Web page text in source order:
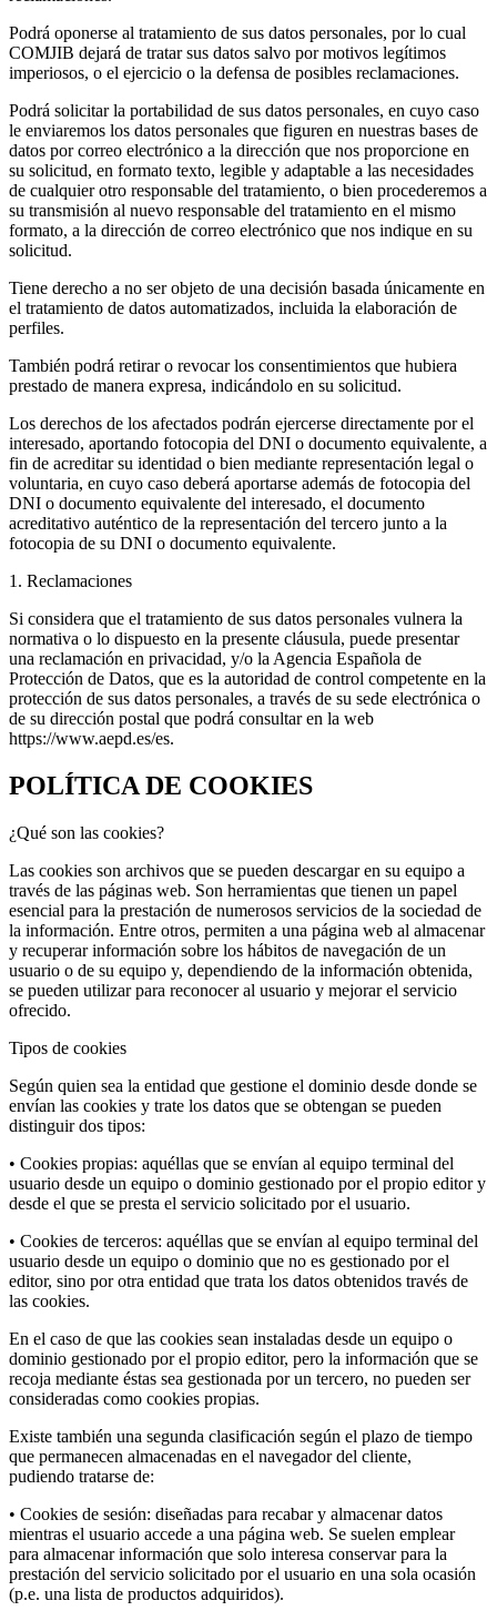
Podrá oponerse al tratamiento de sus datos personales, por lo cual
COMJIB dejará de tratar sus datos salvo por motivos legítimos
imperiosos, o el ejercicio o la defensa de posibles reclamaciones.
Podrá solicitar la portabilidad de sus datos personales, en cuyo caso
le enviaremos los datos personales que figuren en nuestras bases de
datos por correo electrónico a la dirección que nos proporcione en
su solicitud, en formato texto, legible y adaptable a las necesidades
de cualquier otro responsable del tratamiento, o bien procederemos a
su transmisión al nuevo responsable del tratamiento en el mismo
formato, a la dirección de correo electrónico que nos indique en su
solicitud.
Tiene derecho a no ser objeto de una decisión basada únicamente en
el tratamiento de datos automatizados, incluida la elaboración de
perfiles.
También podrá retirar o revocar los consentimientos que hubiera
prestado de manera expresa, indicándolo en su solicitud.
Los derechos de los afectados podrán ejercerse directamente por el
interesado, aportando fotocopia del DNI o documento equivalente, a
fin de acreditar su identidad o bien mediante representación legal o
voluntaria, en cuyo caso deberá aportarse además de fotocopia del
DNI o documento equivalente del interesado, el documento
acreditativo auténtico de la representación del tercero junto a la
fotocopia de su DNI o documento equivalente.
1. Reclamaciones
Si considera que el tratamiento de sus datos personales vulnera la
normativa o lo dispuesto en la presente cláusula, puede presentar
una reclamación en privacidad, y/o la Agencia Española de
Protección de Datos, que es la autoridad de control competente en la
protección de sus datos personales, a través de su sede electrónica o
de su dirección postal que podrá consultar en la web
https://www.aepd.es/es.
POLÍTICA DE COOKIES
¿Qué son las cookies?
Las cookies son archivos que se pueden descargar en su equipo a
través de las páginas web. Son herramientas que tienen un papel
esencial para la prestación de numerosos servicios de la sociedad de
la información. Entre otros, permiten a una página web al almacenar
y recuperar información sobre los hábitos de navegación de un
usuario o de su equipo y, dependiendo de la información obtenida,
se pueden utilizar para reconocer al usuario y mejorar el servicio
ofrecido.
Tipos de cookies
Según quien sea la entidad que gestione el dominio desde donde se
envían las cookies y trate los datos que se obtengan se pueden
distinguir dos tipos:
• Cookies propias: aquéllas que se envían al equipo terminal del
usuario desde un equipo o dominio gestionado por el propio editor y
desde el que se presta el servicio solicitado por el usuario.
• Cookies de terceros: aquéllas que se envían al equipo terminal del
usuario desde un equipo o dominio que no es gestionado por el
editor, sino por otra entidad que trata los datos obtenidos través de
las cookies.
En el caso de que las cookies sean instaladas desde un equipo o
dominio gestionado por el propio editor, pero la información que se
recoja mediante éstas sea gestionada por un tercero, no pueden ser
consideradas como cookies propias.
Existe también una segunda clasificación según el plazo de tiempo
que permanecen almacenadas en el navegador del cliente,
pudiendo tratarse de:
• Cookies de sesión: diseñadas para recabar y almacenar datos
mientras el usuario accede a una página web. Se suelen emplear
para almacenar información que solo interesa conservar para la
prestación del servicio solicitado por el usuario en una sola ocasión
(p.e. una lista de productos adquiridos).